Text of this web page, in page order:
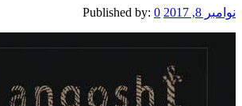
Published by: